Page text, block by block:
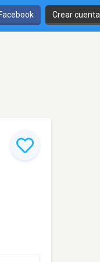
Crear cuenta